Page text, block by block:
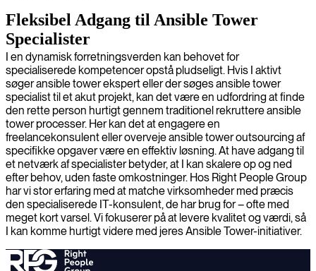
Fleksibel Adgang til Ansible Tower
Specialister
I en dynamisk forretningsverden kan behovet for
specialiserede kompetencer opstå pludseligt. Hvis I aktivt
søger ansible tower ekspert eller der søges ansible tower
specialist til et akut projekt, kan det være en udfordring at finde
den rette person hurtigt gennem traditionel rekruttere ansible
tower processer. Her kan det at engagere en
freelancekonsulent eller overveje ansible tower outsourcing af
specifikke opgaver være en effektiv løsning. At have adgang til
et netværk af specialister betyder, at I kan skalere op og ned
efter behov, uden faste omkostninger. Hos Right People Group
har vi stor erfaring med at matche virksomheder med præcis
den specialiserede IT-konsulent, de har brug for – ofte med
meget kort varsel. Vi fokuserer på at levere kvalitet og værdi, så
I kan komme hurtigt videre med jeres Ansible Tower-initiativer.